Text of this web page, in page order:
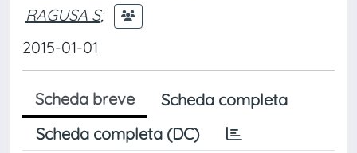
RAGUSA S;
2015-01-01
Scheda breve
Scheda completa
Scheda completa (DC)